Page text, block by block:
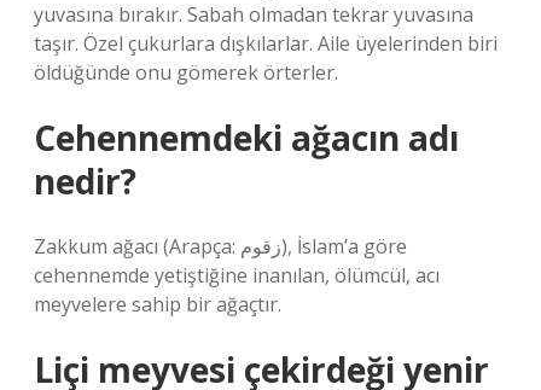
yuvasına bırakır. Sabah olmadan tekrar yuvasına
taşır. Özel çukurlara dışkılarlar. Aile üyelerinden biri
öldüğünde onu gömerek örterler.
Cehennemdeki ağacın adı
nedir?
Zakkum ağacı (Arapça: زقوم), İslam’a göre
cehennemde yetiştiğine inanılan, ölümcül, acı
meyvelere sahip bir ağaçtır.
Liçi meyvesi çekirdeği yenir